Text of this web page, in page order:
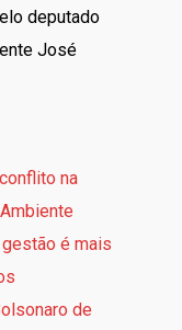
deputado
José
na
é mais
de